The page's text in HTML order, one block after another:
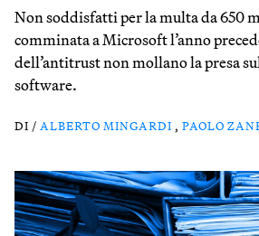
Non soddisfatti per la multa da 650
comminata a Microsoft l’anno
dell’antitrust non mollano la presa
software.
DI / ALBERTO MINGARDI , PAOLO